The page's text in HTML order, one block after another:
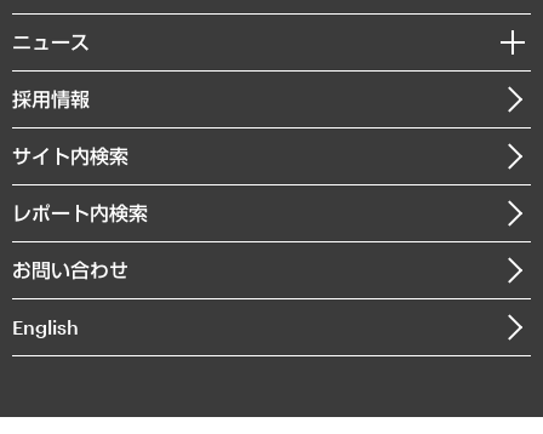
共生・ダイバーシティ
GRC（ガバナンス・リスク・コンプライアンス）・防災（政策）
経済・産業・雇用・労働
まちづくり・観光・交通・スポーツ・スマートシティ
自然資源・農林水産業・食料システム
経営用語集
受託・受注実績（官公庁関連）
メディア掲載・出演
MUFGビジネスセミナー
受託案件情報
私たちの想い
社長メッセージ
会社概要
沿革
組織図・本部部室紹介
インドネシア現地法人
個人情報保護方針
ニュース
ニュースリリース
お知らせ
採用情報
サイト内検索
レポート内検索
お問い合わせ
English